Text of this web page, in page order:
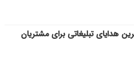
هدایای تبلیغاتی برای مشتریان